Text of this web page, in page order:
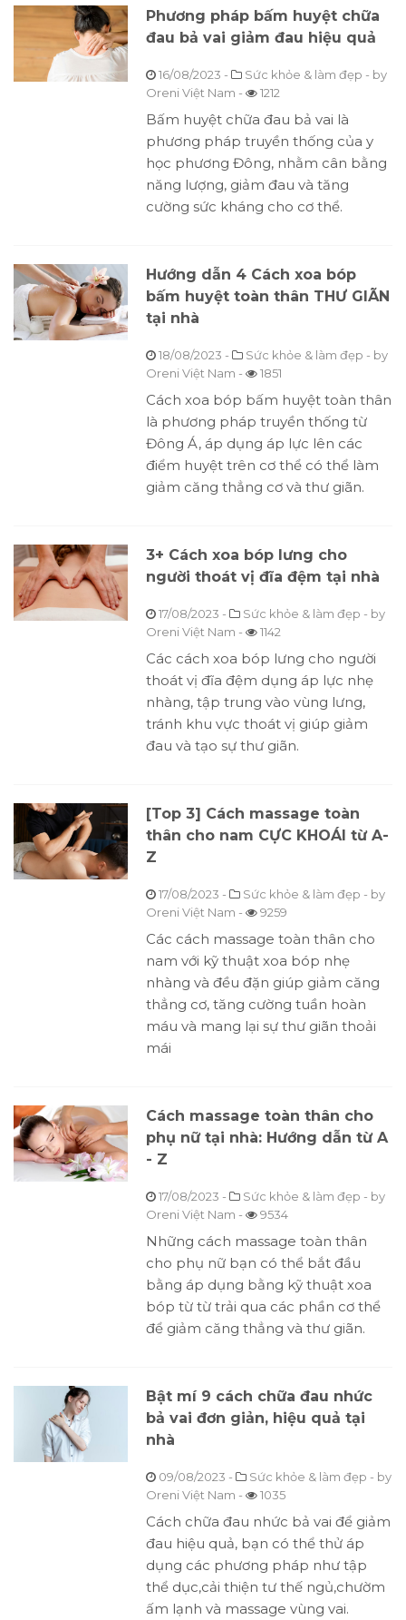
Phương pháp bấm huyệt chữa
đau bả vai giảm đau hiệu quả
16/08/2023 - Sức khỏe & làm đẹp - by
Oreni Việt Nam - 1212
Bấm huyệt chữa đau bả vai là
phương pháp truyền thống của y
học phương Đông, nhằm cân bằng
năng lượng, giảm đau và tăng
cường sức kháng cho cơ thể.
Hướng dẫn 4 Cách xoa bóp
bấm huyệt toàn thân THƯ GIÃN
tại nhà
18/08/2023 - Sức khỏe & làm đẹp - by
Oreni Việt Nam - 1851
Cách xoa bóp bấm huyệt toàn thân
là phương pháp truyền thống từ
Đông Á, áp dụng áp lực lên các
điểm huyệt trên cơ thể có thể làm
giảm căng thẳng cơ và thư giãn.
3+ Cách xoa bóp lưng cho
người thoát vị đĩa đệm tại nhà
17/08/2023 - Sức khỏe & làm đẹp - by
Oreni Việt Nam - 1142
Các cách xoa bóp lưng cho người
thoát vị đĩa đệm dụng áp lực nhẹ
nhàng, tập trung vào vùng lưng,
tránh khu vực thoát vị giúp giảm
đau và tạo sự thư giãn.
[Top 3] Cách massage toàn
thân cho nam CỰC KHOÁI từ A-
Z
17/08/2023 - Sức khỏe & làm đẹp - by
Oreni Việt Nam - 9259
Các cách massage toàn thân cho
nam với kỹ thuật xoa bóp nhẹ
nhàng và đều đặn giúp giảm căng
thẳng cơ, tăng cường tuần hoàn
máu và mang lại sự thư giãn thoải
mái
Cách massage toàn thân cho
phụ nữ tại nhà: Hướng dẫn từ A
- Z
17/08/2023 - Sức khỏe & làm đẹp - by
Oreni Việt Nam - 9534
Những cách massage toàn thân
cho phụ nữ bạn có thể bắt đầu
bằng áp dụng bằng kỹ thuật xoa
bóp từ từ trải qua các phần cơ thể
để giảm căng thẳng và thư giãn.
Bật mí 9 cách chữa đau nhức
bả vai đơn giản, hiệu quả tại
nhà
09/08/2023 - Sức khỏe & làm đẹp - by
Oreni Việt Nam - 1035
Cách chữa đau nhức bả vai để giảm
đau hiệu quả, bạn có thể thử áp
dụng các phương pháp như tập
thể dục,cải thiện tư thế ngủ,chườm
ấm lạnh và massage vùng vai.